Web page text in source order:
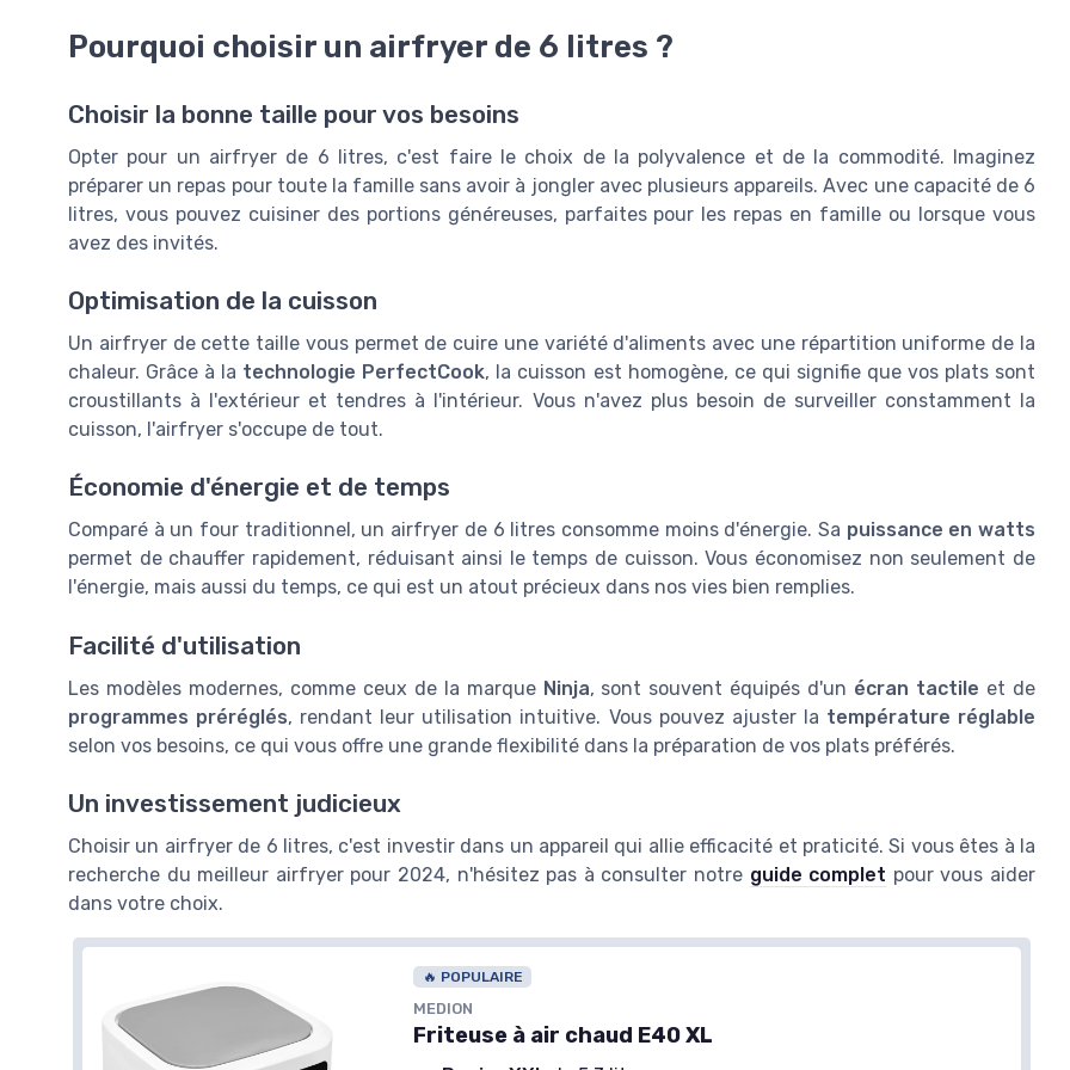
Pourquoi choisir un airfryer de 6 litres ?
Choisir la bonne taille pour vos besoins
Opter pour un airfryer de 6 litres, c'est faire le choix de la polyvalence et de la commodité. Imaginez
préparer un repas pour toute la famille sans avoir à jongler avec plusieurs appareils. Avec une capacité de 6
litres, vous pouvez cuisiner des portions généreuses, parfaites pour les repas en famille ou lorsque vous
avez des invités.
Optimisation de la cuisson
Un airfryer de cette taille vous permet de cuire une variété d'aliments avec une répartition uniforme de la
chaleur. Grâce à la technologie PerfectCook, la cuisson est homogène, ce qui signifie que vos plats sont
croustillants à l'extérieur et tendres à l'intérieur. Vous n'avez plus besoin de surveiller constamment la
cuisson, l'airfryer s'occupe de tout.
Économie d'énergie et de temps
Comparé à un four traditionnel, un airfryer de 6 litres consomme moins d'énergie. Sa puissance en watts
permet de chauffer rapidement, réduisant ainsi le temps de cuisson. Vous économisez non seulement de
l'énergie, mais aussi du temps, ce qui est un atout précieux dans nos vies bien remplies.
Facilité d'utilisation
Les modèles modernes, comme ceux de la marque Ninja, sont souvent équipés d'un écran tactile et de
programmes préréglés, rendant leur utilisation intuitive. Vous pouvez ajuster la température réglable
selon vos besoins, ce qui vous offre une grande flexibilité dans la préparation de vos plats préférés.
Un investissement judicieux
Choisir un airfryer de 6 litres, c'est investir dans un appareil qui allie efficacité et praticité. Si vous êtes à la
recherche du meilleur airfryer pour 2024, n'hésitez pas à consulter notre guide complet pour vous aider
dans votre choix.
🔥 POPULAIRE
MEDION
Friteuse à air chaud E40 XL
Voir l'offre